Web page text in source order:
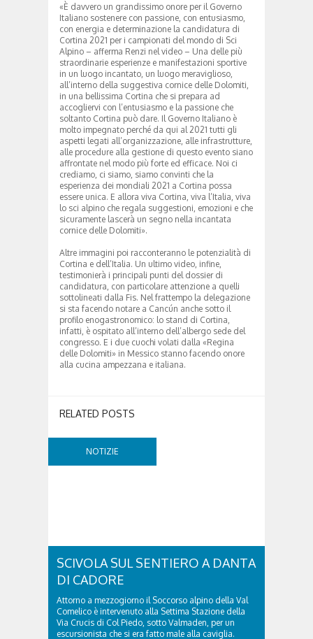
«È davvero un grandissimo onore per il Governo
Italiano sostenere con passione, con entusiasmo,
con energia e determinazione la candidatura di
Cortina 2021 per i campionati del mondo di Sci
Alpino – afferma Renzi nel video – Una delle più
straordinarie esperienze e manifestazioni sportive
in un luogo incantato, un luogo meraviglioso,
all’interno della suggestiva cornice delle Dolomiti,
in una bellissima Cortina che si prepara ad
accogliervi con l’entusiasmo e la passione che
soltanto Cortina può dare. Il Governo Italiano è
molto impegnato perché da qui al 2021 tutti gli
aspetti legati all’organizzazione, alle infrastrutture,
alle procedure alla gestione di questo evento siano
affrontate nel modo più forte ed efficace. Noi ci
crediamo, ci siamo, siamo convinti che la
esperienza dei mondiali 2021 a Cortina possa
essere unica. E allora viva Cortina, viva l’Italia, viva
lo sci alpino che regala suggestioni, emozioni e che
sicuramente lascerà un segno nella incantata
cornice delle Dolomiti».
Altre immagini poi racconteranno le potenzialità di
Cortina e dell’Italia. Un ultimo video, infine,
testimonierà i principali punti del dossier di
candidatura, con particolare attenzione a quelli
sottolineati dalla Fis. Nel frattempo la delegazione
si sta facendo notare a Cancún anche sotto il
profilo enogastronomico: lo stand di Cortina,
infatti, è ospitato all’interno dell’albergo sede del
congresso. E i due cuochi volati dalla «Regina
delle Dolomiti» in Messico stanno facendo onore
alla cucina ampezzana e italiana.
RELATED POSTS
NOTIZIE
SCIVOLA SUL SENTIERO A DANTA
DI CADORE
Attorno a mezzogiorno il Soccorso alpino della Val
Comelico è intervenuto alla Settima Stazione della
Via Crucis di Col Piedo, sotto Valmaden, per un
escursionista che si era fatto male alla caviglia.